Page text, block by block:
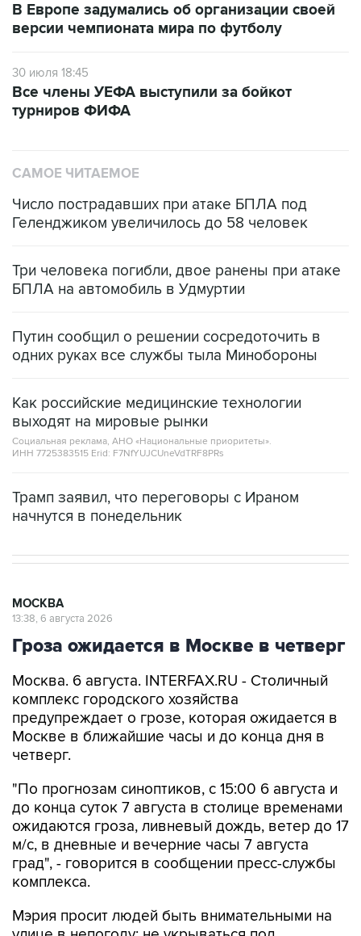
В Европе задумались об организации своей
версии чемпионата мира по футболу
30 июля 18:45
Все члены УЕФА выступили за бойкот
турниров ФИФА
САМОЕ ЧИТАЕМОЕ
Число пострадавших при атаке БПЛА под
Геленджиком увеличилось до 58 человек
Три человека погибли, двое ранены при атаке
БПЛА на автомобиль в Удмуртии
Путин сообщил о решении сосредоточить в
одних руках все службы тыла Минобороны
Как российские медицинские технологии
выходят на мировые рынки
Социальная реклама, АНО «Национальные приоритеты».
ИНН 7725383515 Erid: F7NfYUJCUneVdTRF8PRs
Трамп заявил, что переговоры с Ираном
начнутся в понедельник
МОСКВА
13:38, 6 августа 2026
Гроза ожидается в Москве в четверг
Москва. 6 августа. INTERFAX.RU - Столичный
комплекс городского хозяйства
предупреждает о грозе, которая ожидается в
Москве в ближайшие часы и до конца дня в
четверг.
"По прогнозам синоптиков, с 15:00 6 августа и
до конца суток 7 августа в столице временами
ожидаются гроза, ливневый дождь, ветер до 17
м/с, в дневные и вечерние часы 7 августа
град", - говорится в сообщении пресс-службы
комплекса.
Мэрия просит людей быть внимательными на